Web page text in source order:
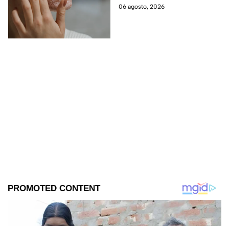
cuidados a tu rostro.
06 agosto, 2026